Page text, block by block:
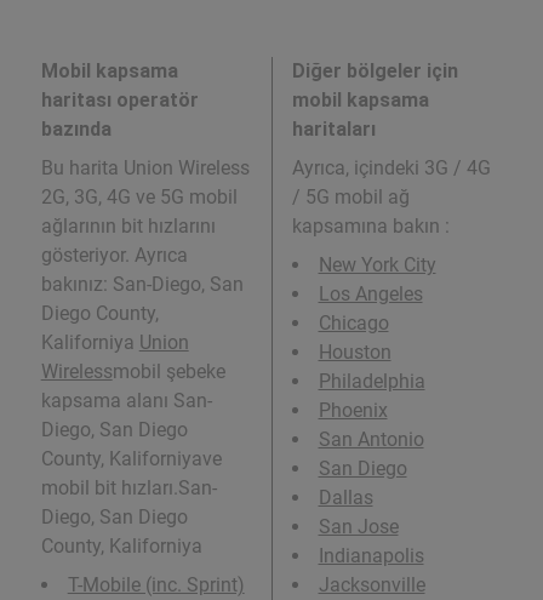
Mobil kapsama
haritası operatör
bazında
Bu harita Union Wireless
2G, 3G, 4G ve 5G mobil
ağlarının bit hızlarını
gösteriyor. Ayrıca
bakınız: San-Diego, San
Diego County,
Kaliforniya Union
Wirelessmobil şebeke
kapsama alanı San-
Diego, San Diego
County, Kaliforniyave
mobil bit hızları.San-
Diego, San Diego
County, Kaliforniya
T-Mobile (inc. Sprint)
Diğer bölgeler için
mobil kapsama
haritaları
Ayrıca, içindeki 3G / 4G
/ 5G mobil ağ
kapsamına bakın :
New York City
Los Angeles
Chicago
Houston
Philadelphia
Phoenix
San Antonio
San Diego
Dallas
San Jose
Indianapolis
Jacksonville